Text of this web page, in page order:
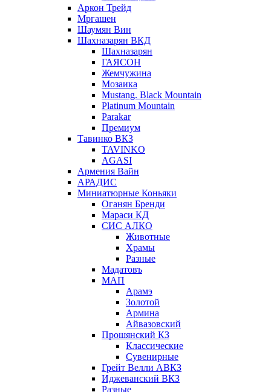
Аркон Трейд
Мргашен
Шаумян Вин
Шахназарян ВКД
Шахназарян
ГАЯСОН
Жемчужина
Мозаика
Mustang. Black Mountain
Platinum Mountain
Parakar
Премиум
Тавинко ВКЗ
TAVINKO
AGASI
Армения Вайн
АРАДИС
Миниатюрные Коньяки
Оганян Бренди
Мараси КД
СИС АЛКО
Животные
Храмы
Разные
Мадатовъ
МАП
Арамэ
Золотой
Армина
Айвазовский
Прошянский КЗ
Классические
Сувенирные
Грейт Велли АВКЗ
Иджеванский ВКЗ
Разные